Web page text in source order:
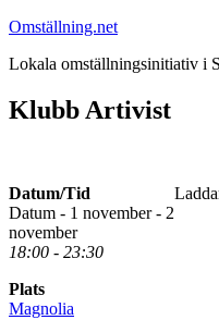
Hoppa
innehåll
Omställning.net
Lokala omställningsinitiativ i
Klubb Artivist
Datum/Tid
Datum - 1 november - 2
november
18:00 - 23:30
Plats
Magnolia